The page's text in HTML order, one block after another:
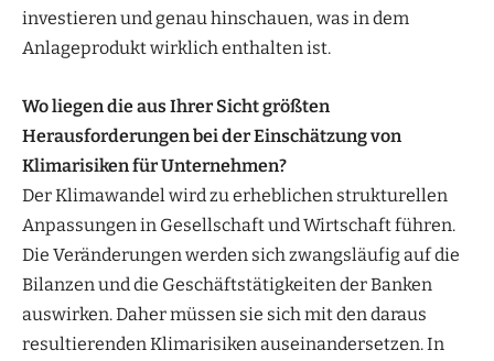
investieren und genau hinschauen, was in dem
Anlageprodukt wirklich enthalten ist.
Wo liegen die aus Ihrer Sicht größten
Herausforderungen bei der Einschätzung von
Klimarisiken für Unternehmen?
Der Klimawandel wird zu erheblichen strukturellen
Anpassungen in Gesellschaft und Wirtschaft führen.
Die Veränderungen werden sich zwangsläufig auf die
Bilanzen und die Geschäftstätigkeiten der Banken
auswirken. Daher müssen sie sich mit den daraus
resultierenden Klimarisiken auseinandersetzen. In